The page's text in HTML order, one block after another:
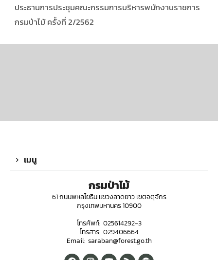
ประธานการประชุมคณะกรรมการบริหารพนักงานราชการ
กรมป่าไม้ ครั้งที่ 2/2562
เมนู
กรมป่าไม้
61 ถนนพหลโยธิน แขวงลาดยาว เขตจตุจักร
กรุงเทพมหานคร 10900
โทรศัพท์: 025614292-3
โทรสาร: 029406664
Email: saraban@forest.go.th